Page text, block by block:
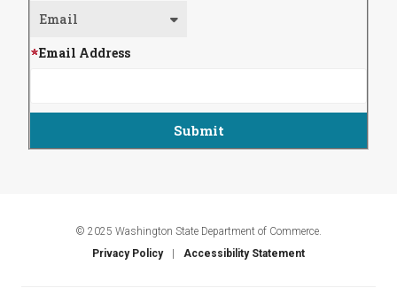
Email Address
© 2025 Washington State Department of Commerce.
Privacy Policy
Accessibility Statement